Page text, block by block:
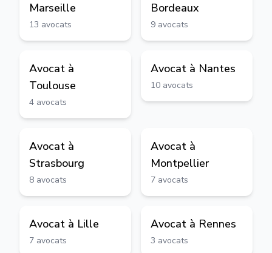
Marseille
13 avocats
Bordeaux
9 avocats
Avocat à
Toulouse
4 avocats
Avocat à Nantes
10 avocats
Avocat à
Strasbourg
8 avocats
Avocat à
Montpellier
7 avocats
Avocat à Lille
7 avocats
Avocat à Rennes
3 avocats